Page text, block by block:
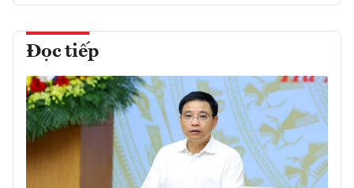
Đọc tiếp